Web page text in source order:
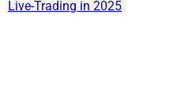
Live-Trading in 2025